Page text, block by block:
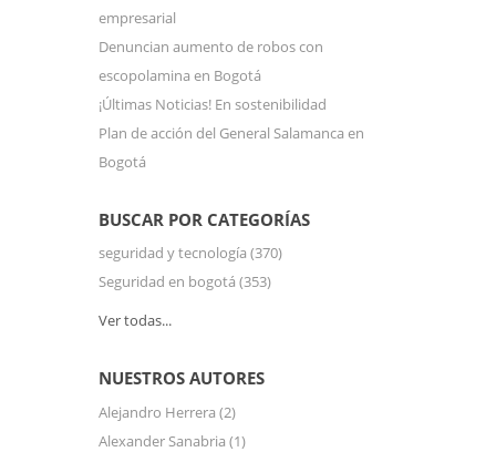
empresarial
Denuncian aumento de robos con
escopolamina en Bogotá
¡Últimas Noticias! En sostenibilidad
Plan de acción del General Salamanca en
Bogotá
BUSCAR POR CATEGORÍAS
seguridad y tecnología (370)
Seguridad en bogotá (353)
Ver todas...
NUESTROS AUTORES
Alejandro Herrera (2)
Alexander Sanabria (1)